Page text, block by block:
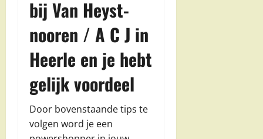
bij Van Heyst-
nooren / A C J in
Heerle en je hebt
gelijk voordeel
Door bovenstaande tips te
volgen word je een